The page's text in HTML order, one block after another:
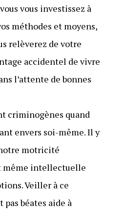
vous investissez à
méthodes et moyens,
relèverez de votre
accidentel de vivre
l’attente de bonnes
criminogènes quand
envers soi-même. Il y
motricité
même intellectuelle
Veiller à ce
pas béates aide à